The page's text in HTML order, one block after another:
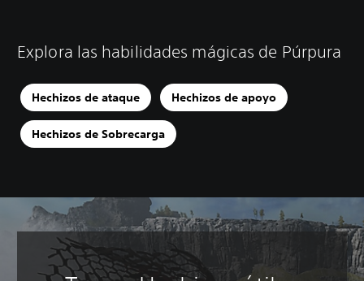
Explora las habilidades mágicas de Púrpura
Hechizos de ataque Hechizos de apoyo
Hechizos de Sobrecarga